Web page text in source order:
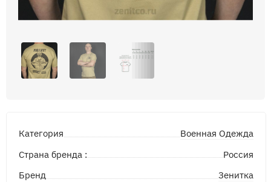
Категория
Военная Одежда
Страна бренда :
Россия
Бренд
Зенитка